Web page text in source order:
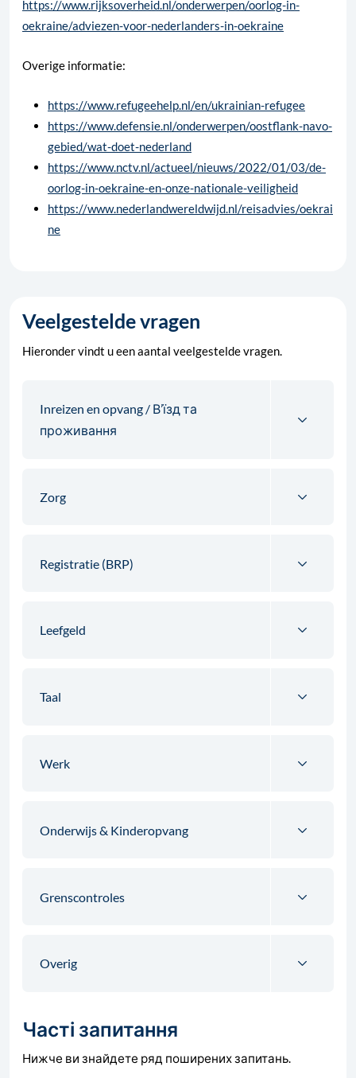
https://www.rijksoverheid.nl/onderwerpen/oorlog-in-
oekraine/adviezen-voor-nederlanders-in-oekraine
Overige informatie:
https://www.refugeehelp.nl/en/ukrainian-refugee
https://www.defensie.nl/onderwerpen/oostflank-navo-
gebied/wat-doet-nederland
https://www.nctv.nl/actueel/nieuws/2022/01/03/de-
oorlog-in-oekraine-en-onze-nationale-veiligheid
https://www.nederlandwereldwijd.nl/reisadvies/oekrai
ne
Veelgestelde vragen
Hieronder vindt u een aantal veelgestelde vragen.
Inreizen en opvang / В’їзд та
проживання
Zorg
Registratie (BRP)
Leefgeld
Taal
Werk
Onderwijs & Kinderopvang
Grenscontroles
Overig
Часті запитання
Нижче ви знайдете ряд поширених запитань.